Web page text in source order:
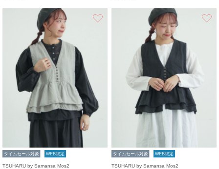
タイムセール対象 WEB限定
TSUHARU by Samansa Mos2
タイムセール対象 WEB限定
TSUHARU by Samansa Mos2